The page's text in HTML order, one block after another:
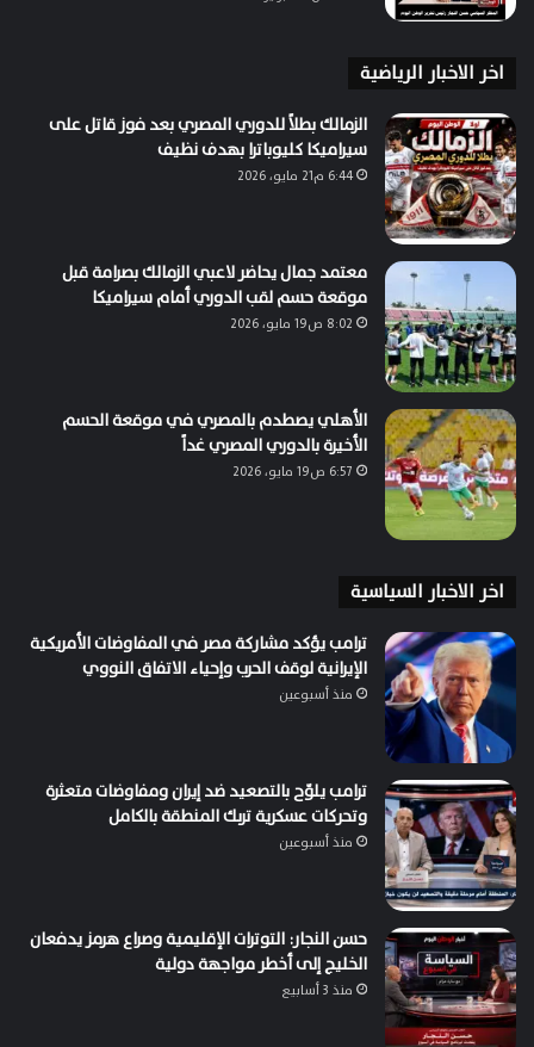
اخر الاخبار الرياضية
الزمالك بطلاً للدوري المصري بعد فوز قاتل على
سيراميكا كليوباترا بهدف نظيف
6:44 م21 مايو، 2026
معتمد جمال يحاضر لاعبي الزمالك بصرامة قبل
موقعة حسم لقب الدوري أمام سيراميكا
8:02 ص19 مايو، 2026
الأهلي يصطدم بالمصري في موقعة الحسم
الأخيرة بالدوري المصري غداً
6:57 ص19 مايو، 2026
اخر الاخبار السياسية
ترامب يؤكد مشاركة مصر في المفاوضات الأمريكية
الإيرانية لوقف الحرب وإحياء الاتفاق النووي
منذ أسبوعين
ترامب يلوّح بالتصعيد ضد إيران ومفاوضات متعثرة
وتحركات عسكرية تربك المنطقة بالكامل
منذ أسبوعين
حسن النجار: التوترات الإقليمية وصراع هرمز يدفعان
الخليج إلى أخطر مواجهة دولية
منذ 3 أسابيع